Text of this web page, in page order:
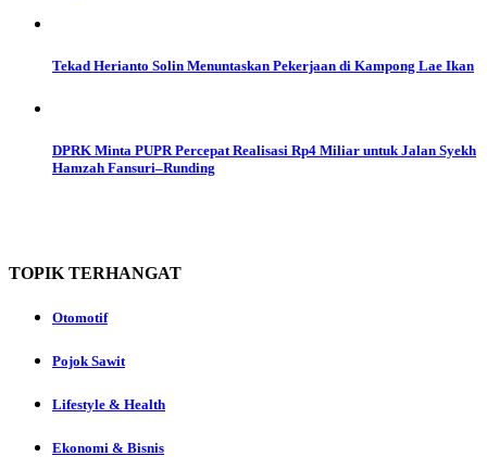
Tekad Herianto Solin Menuntaskan Pekerjaan di Kampong Lae Ikan
DPRK Minta PUPR Percepat Realisasi Rp4 Miliar untuk Jalan Syekh
Hamzah Fansuri–Runding
TOPIK TERHANGAT
Otomotif
Pojok Sawit
Lifestyle & Health
Ekonomi & Bisnis